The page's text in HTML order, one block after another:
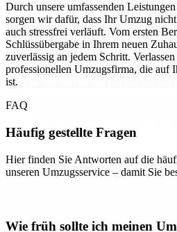
Durch unsere umfassenden
sorgen wir dafür, dass Ihr Umzug
auch stressfrei verläuft. Vom ersten
Schlüssübergabe in Ihrem neuen
zuverlässig an jedem Schritt.
professionellen Umzugsfirma, die auf
ist.
FAQ
Häufig gestellte Fragen
Hier finden Sie Antworten auf die
unseren Umzugsservice – damit Sie
Wie früh sollte ich meinen